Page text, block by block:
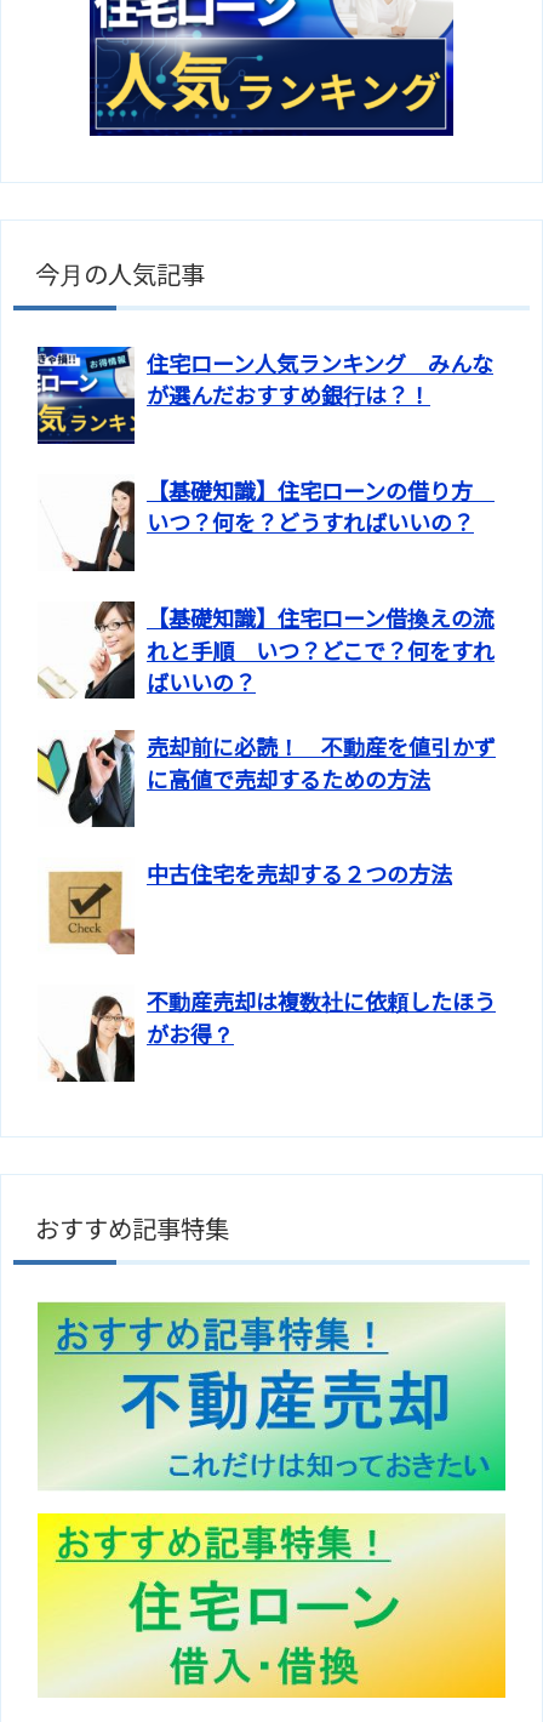
今月の人気記事
住宅ローン人気ランキング みんな
が選んだおすすめ銀行は？！
【基礎知識】住宅ローンの借り方
いつ？何を？どうすればいいの？
【基礎知識】住宅ローン借換えの流
れと手順 いつ？どこで？何をすれ
ばいいの？
売却前に必読！ 不動産を値引かず
に高値で売却するための方法
中古住宅を売却する２つの方法
不動産売却は複数社に依頼したほう
がお得？
おすすめ記事特集